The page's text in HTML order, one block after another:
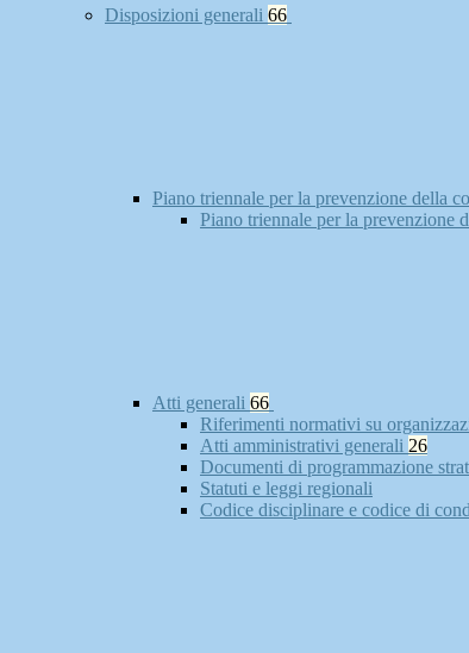
Disposizioni generali 66
Piano triennale per la prevenzione della
Piano triennale per la prevenzione
Atti generali 66
Riferimenti normativi su
Atti amministrativi generali 26
Documenti di programmazione
Statuti e leggi regionali
Codice disciplinare e codice di